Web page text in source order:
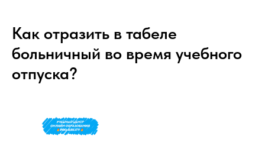
Как отразить в табеле
больничный во время учебного
отпуска?